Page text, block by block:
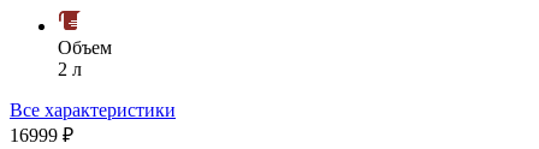
Объем
2 л
Все характеристики
16999 ₽